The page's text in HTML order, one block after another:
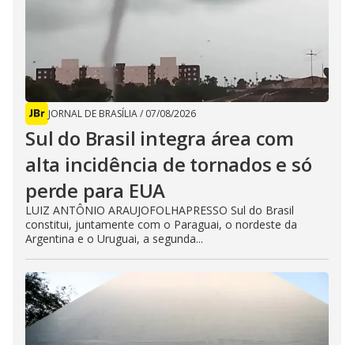
JORNAL DE BRASÍLIA/ 07/08/2026
Sul do Brasil integra área com
alta incidência de tornados e só
perde para EUA
LUIZ ANTÔNIO ARAUJOFOLHAPRESSO Sul do Brasil
constitui, juntamente com o Paraguai, o nordeste da
Argentina e o Uruguai, a segunda...